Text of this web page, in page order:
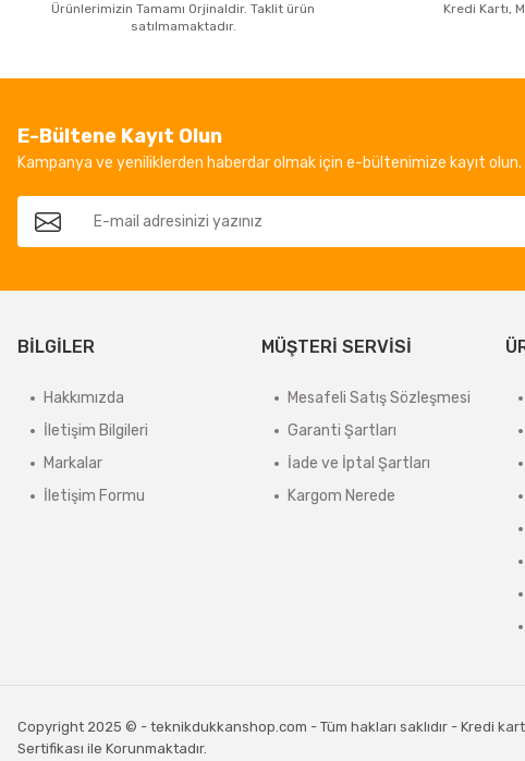
Ürünlerimizin Tamamı Orjinaldir. Taklit ürün
satılmamaktadır.
Kredi Kartı,
E-Bültene Kayıt Olun
Kampanya ve yeniliklerden haberdar olmak için e-bültenimize kayıt olun.
BİLGİLER
Hakkımızda
İletişim Bilgileri
Markalar
İletişim Formu
MÜŞTERİ SERVİSİ
Mesafeli Satış Sözleşmesi
Garanti Şartları
İade ve İptal Şartları
Kargom Nerede
Copyright 2025 © - teknikdukkanshop.com - Tüm hakları saklıdır - Kredi
Sertifikası ile Korunmaktadır.